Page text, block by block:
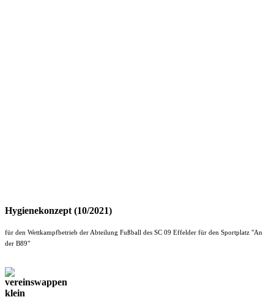
Hygienekonzept (10/2021)
für den Wettkampfbetrieb der Abteilung Fußball des SC 09 Effelder für den Sportplatz "An
der B89"